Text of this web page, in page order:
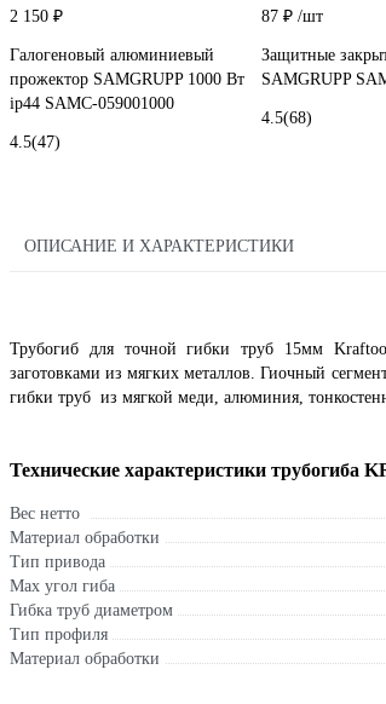
2 150 ₽
Галогеновый алюминиевый
прожектор SAMGRUPP 1000 Вт
ip44 SAMC-059001000
4.5(47)
87 ₽ /шт
Защитные
SAMGRUPP
4.5(68)
ОПИСАНИЕ И ХАРАКТЕРИСТИКИ
Трубогиб для точной гибки труб 15мм
заготовками из мягких металлов. Гиочный
гибки труб из мягкой меди, алюминия,
Технические характеристики трубогиба
Вес нетто
Материал обработки
Тип привода
Мах угол гиба
Гибка труб диаметром
Тип профиля
Материал обработки